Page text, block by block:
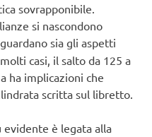
sovrapponibile.
si nascondono
sia gli aspetti
casi, il salto da 125 a
ha implicazioni che
scritta sul libretto.
è legata alla